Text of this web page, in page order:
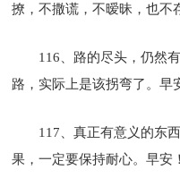
撩，不撒谎，不暧昧，也不
116、路的尽头，仍然
路，实际上是该拐弯了。早
117、真正有意义的东
果，一定要保持耐心。早安！